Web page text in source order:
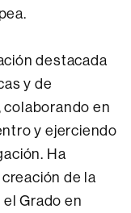
destacada
y de
colaborando en
y ejerciendo
Ha
de la
Grado en